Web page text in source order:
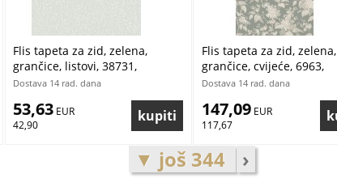
Flis tapeta za zid, zelena,
grančice, listovi, 38731,
Borosan Hem, Borastapeter |
Dostava 14 rad. dana
53,63 EUR
42,90
Flis tapeta za zid, zelena,
grančice, cvijeće, 6963,
Osterlen, Borastapeter |
Dostava 14 rad. dana
147,09 EUR
117,67
▼ još 344 ›